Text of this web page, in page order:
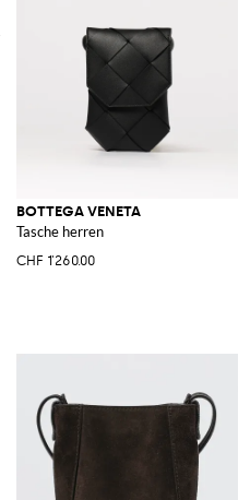
BOTTEGA VENETA
Tasche herren
CHF 1'260.00